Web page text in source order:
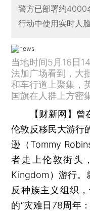
警方已部署约4000
行动中使用实时人
当地时间5月16日
法加广场看到，大
和车行道上聚集，
国旗在人群上方密
【财新网】 曾
伦敦反移民大游行
逊（Tommy
者走上伦敦街头
Kingdom）游行。
反种族主义组织
的“灾难日78周年